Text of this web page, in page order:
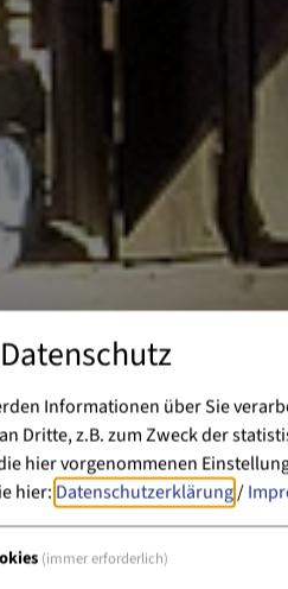
Informationen über Sie
Dritte, z.B. zum Zweck der
hier vorgenommenen
hier: Datenschutzerklärung/
(immer erforderlich)